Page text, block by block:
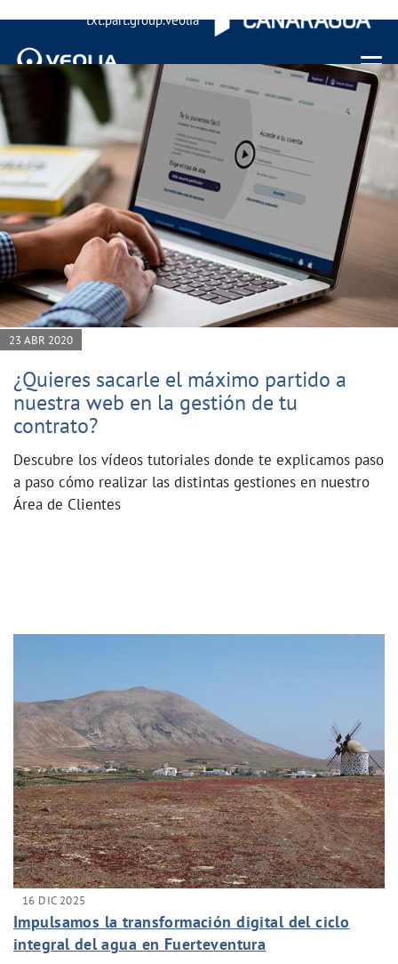
txt.part.group.veolia
Menu
23 ABR 2020
¿Quieres sacarle el máximo partido a
nuestra web en la gestión de tu
contrato?
Descubre los vídeos tutoriales donde te explicamos paso
a paso cómo realizar las distintas gestiones en nuestro
Área de Clientes
16 DIC 2025
Impulsamos la transformación digital del ciclo
integral del agua en Fuerteventura